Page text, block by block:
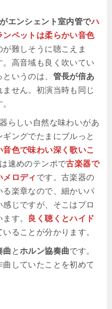
エンシェント室内管でハ
ンペットは柔らかい音色
難しそうに聴こえま
高音域も良く吹いてい
いうのは、 管長が倍あ
せん。初演当時も同じ
らしい自然な味わいがあ
ングでたまにブルっと
音色で味わい深く歌いこ
速めのテンポで古楽器で
メロディ です。古楽器の
る楽章なので、細かいパ
じですが、そこはプロ
す。
良く聴くとハイド
ることが分かります。
曲 とホルン協奏曲です。
していたことを初めて